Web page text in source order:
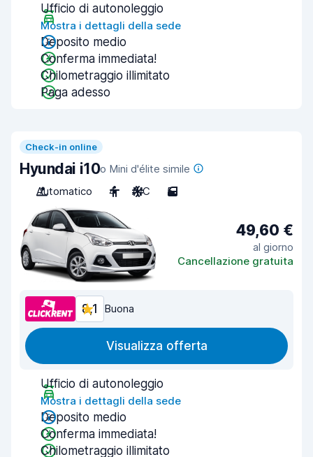
Ufficio di autonoleggio
Mostra i dettagli della sede
Deposito medio
Conferma immediata!
Chilometraggio illimitato
Paga adesso
Check-in online
Hyundai i10o Mini d'élite simile
Automatico
4 A/C 5
49,60 €
al giorno
Cancellazione gratuita
8,1 Buona
Visualizza offerta
Ufficio di autonoleggio
Mostra i dettagli della sede
Deposito medio
Conferma immediata!
Chilometraggio illimitato